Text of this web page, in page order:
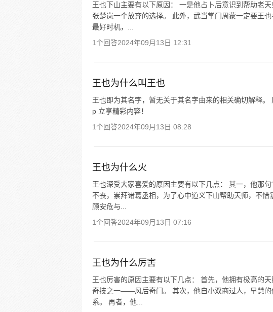
王也下山主要有以下原因： 一是他占卜后意识到帮助老
张楚岚一个放弃的选择。 此外，武当掌门周蒙一定要王
最好时机，...
1个回答2024年09月13日 12:31
王也为什么叫王也
王也即为其名字，暂无关于其名字由来的相关确切解释
p 立享精彩内容！
1个回答2024年09月13日 08:28
王也为什么火
王也深受大家喜爱的原因主要有以下几点： 其一，他那
不丧，崇拜诸葛丞相，为了心中道义下山帮助天师，不
顾安危与...
1个回答2024年09月13日 07:16
王也为什么厉害
王也厉害的原因主要有以下几点： 首先，他拥有极高的
奇技之一——风后奇门。 其次，他自小双商过人，早慧
系。 再者，他...